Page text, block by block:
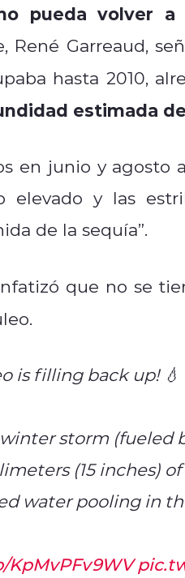
pueda volver a
René Garreaud,
hasta 2010,
estimada
en junio y agosto
elevado y las
de la sequía”.
que no se
is filling back up! 💧
storm (fueled
(15 inches)
water pooling in
KpMvPFv9WV